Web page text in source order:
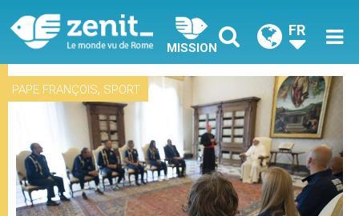
MISSION
FR
PAPE FRANÇOIS, SPORT